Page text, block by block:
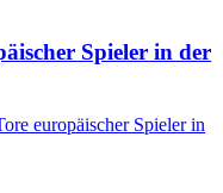
Spieler in der
europäischer Spieler in